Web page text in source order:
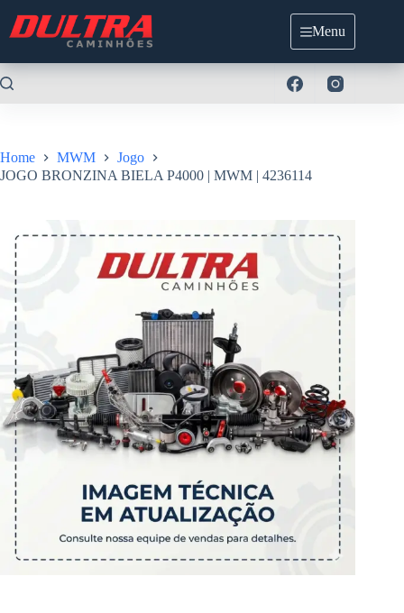
para
Menu
Home MWM
Jogo
JOGO BRONZINA BIELA P4000 | MWM | 4236114